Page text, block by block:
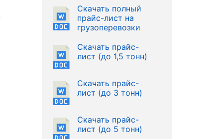
Скачать полный
прайс-лист на
грузоперевозки
Скачать прайс-
лист (до 1,5 тонн)
Скачать прайс-
лист (до 3 тонн)
Скачать прайс-
лист (до 5 тонн)